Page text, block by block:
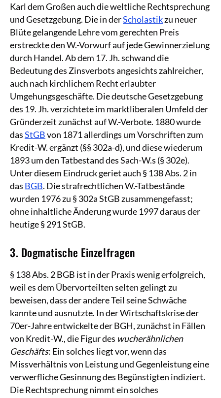
Karl dem Großen auch die weltliche Rechtsprechung
und Gesetzgebung. Die in derScholastikzu neuer
Blüte gelangende Lehre vom gerechten Preis
erstreckte den W.-Vorwurf auf jede Gewinnerzielung
durch Handel. Ab dem 17. Jh. schwand die
Bedeutung des Zinsverbots angesichts zahlreicher,
auch nach kirchlichem Recht erlaubter
Umgehungsgeschäfte. Die deutsche Gesetzgebung
des 19. Jh. verzichtete im marktliberalen Umfeld der
Gründerzeit zunächst auf W.-Verbote. 1880 wurde
dasStGBvon 1871 allerdings um Vorschriften zum
Kredit-W. ergänzt (§§ 302a-d), und diese wiederum
1893 um den Tatbestand des Sach-W.s (§ 302e).
Unter diesem Eindruck geriet auch § 138 Abs. 2 in
das BGB. Die strafrechtlichen W.-Tatbestände
wurden 1976 zu § 302a StGB zusammengefasst;
ohne inhaltliche Änderung wurde 1997 daraus der
heutige § 291 StGB.
3. Dogmatische Einzelfragen
§ 138 Abs. 2 BGB ist in der Praxis wenig erfolgreich,
weil es dem Übervorteilten selten gelingt zu
beweisen, dass der andere Teil seine Schwäche
kannte und ausnutzte. In der Wirtschaftskrise der
70er-Jahre entwickelte der BGH, zunächst in Fällen
von Kredit-W., die Figur des wucherähnlichen
Geschäfts: Ein solches liegt vor, wenn das
Missverhältnis von Leistung und Gegenleistung eine
verwerfliche Gesinnung des Begünstigten indiziert.
Die Rechtsprechung nimmt ein solches